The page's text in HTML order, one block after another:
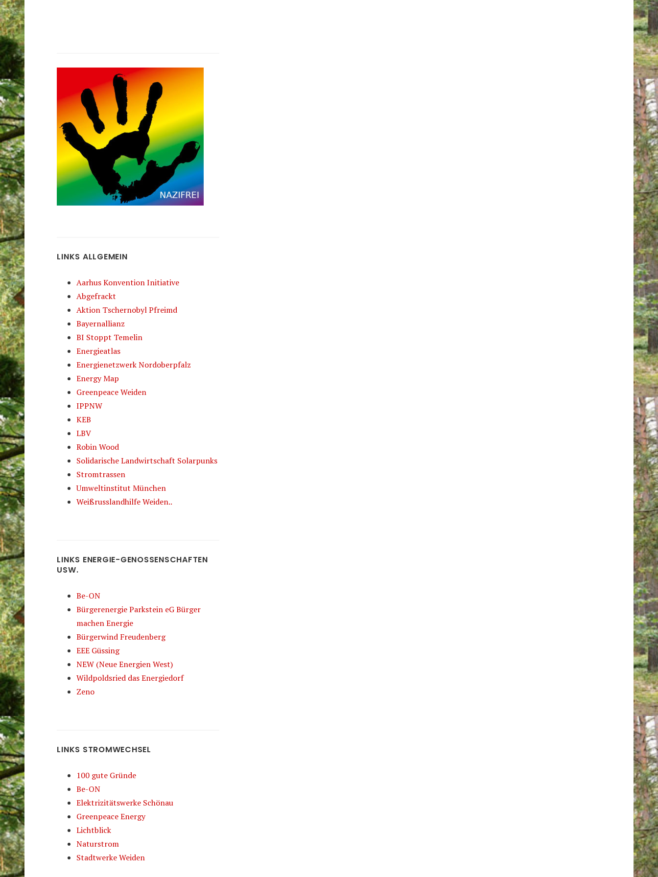
LINKS ALLGEMEIN
Aarhus Konvention Initiative
Abgefrackt
Aktion Tschernobyl Pfreimd
Bayernallianz
BI Stoppt Temelin
Energieatlas
Energienetzwerk Nordoberpfalz
Energy Map
Greenpeace Weiden
IPPNW
KEB
LBV
Robin Wood
Solidarische Landwirtschaft Solarpunks
Stromtrassen
Umweltinstitut München
Weißrusslandhilfe Weiden..
LINKS ENERGIE-GENOSSENSCHAFTEN
USW.
Be-ON
Bürgerenergie Parkstein eG Bürger
machen Energie
Bürgerwind Freudenberg
EEE Güssing
NEW (Neue Energien West)
Wildpoldsried das Energiedorf
Zeno
LINKS STROMWECHSEL
100 gute Gründe
Be-ON
Elektrizitätswerke Schönau
Greenpeace Energy
Lichtblick
Naturstrom
Stadtwerke Weiden